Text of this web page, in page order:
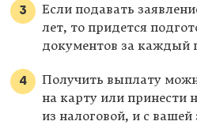
Если подавать
лет, то придется
документов за каждый
Получить выплату
на карту или принести
из налоговой, и с